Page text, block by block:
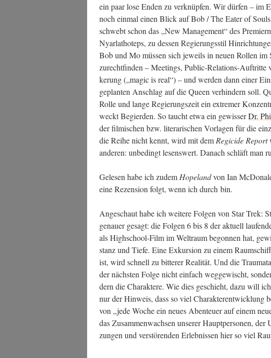
ein paar lose Enden zu ver­knüp­fen. Wir dür­fen – im
noch ein­mal einen Blick auf Bob / The Eater of
schwebt schon das „New Manage­ment“ des
Nyarlat­ho­teps, zu des­sen Regie­rungs­stil
Bob und Mo müs­sen sich jeweils in neu­en Rol­len
zurecht­fin­den – Mee­tings, Public-Rela­ti­ons-
ke­rung („magic is real“) – und wer­den dann einer
geplan­ten Anschlag auf die Queen ver­hin­dern soll.
Rol­le und lan­ge Regie­rungs­zeit ein extre­mer
weckt Begier­den. So taucht etwa ein gewis­serDr.
der fil­mi­schen bzw. lite­ra­ri­schen Vor­la­gen für die
die Rei­he nicht kennt, wird mit dem Regi­ci­de Report
ande­ren: unbe­dingt lesens­wert. Danach schläft man
Gele­sen habe ich zudem Hope­landvon Ian
eine Rezen­si­on folgt, wenn ich durch bin.
Ange­schaut habe ich wei­te­re Fol­gen von Star Trek:
genau­er gesagt: die Fol­gen 6 bis 8 der aktu­ell
als High­school-Film im Welt­raum begon­nen hat,
stanz und Tie­fe. Eine Exkur­si­on zu einem
ist, wird schnell zu bit­te­rer Rea­li­tät. Und die
der nächs­ten Fol­ge nicht ein­fach weg­ge­wischt,
dern die Cha­rak­te­re. Wie dies geschieht, dazu will
nur der Hin­weis, dass so viel Cha­rak­ter­ent­wick­lung
von „jede Woche ein neu­es Aben­teu­er auf einem
das Zusam­men­wach­sen unse­rer Haupt­per­so­nen,
zun­gen und ver­stö­ren­den Erleb­nis­sen hier so viel